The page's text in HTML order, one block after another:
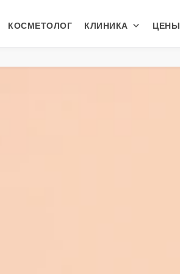
КОСМЕТОЛОГ КЛИНИКА ЦЕНЫ